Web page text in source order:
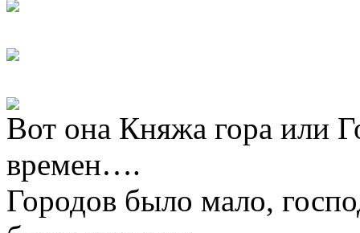
Вот она Княжа гора или
времен….
Городов было мало,